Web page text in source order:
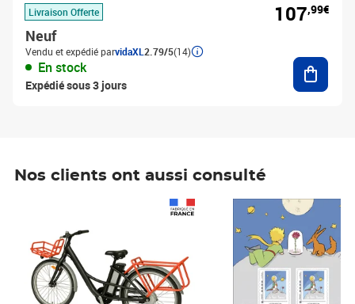
Livraison Offerte
Neuf
Vendu et expédié parvidaXL 2.79/5(14)
En stock
Expédié sous 3 jours
107,99€
Nos clients ont aussi consulté
Prix 7,50€